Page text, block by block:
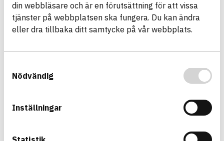
din webbläsare och är en förutsättning för att vissa
tjänster på webbplatsen ska fungera. Du kan ändra
eller dra tillbaka ditt samtycke på vår webbplats.
Nödvändig
Inställningar
Bygg med BASTA - medvetna
produktval!
hållbarhets information om bygg- och
även bedömningskriterier och betyg kopplat till